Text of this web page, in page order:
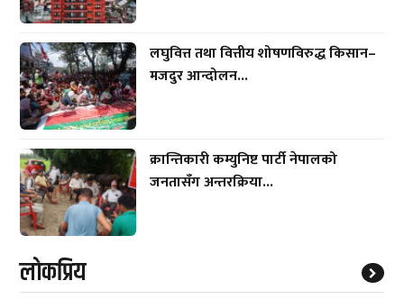
लघुवित्त तथा वित्तीय शोषणविरुद्ध किसान–
मजदुर आन्दोलन...
क्रान्तिकारी कम्युनिष्ट पार्टी नेपालको
जनतासँग अन्तरक्रिया...
लाेकप्रिय